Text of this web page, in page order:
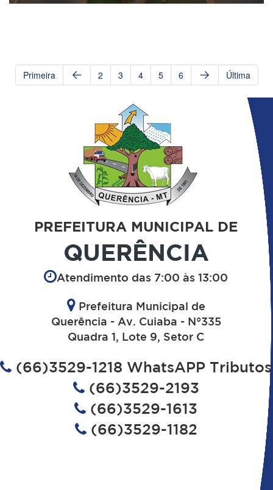
Primeira 2 3 4 5 6 Última
PREFEITURA MUNICIPAL DE
QUERÊNCIA
Atendimento das 7:00 às 13:00
Prefeitura Municipal de
Querência - Av. Cuiaba - N°335
Quadra 1, Lote 9, Setor C
(66)3529-1218 WhatsAPP Tributos
(66)3529-2193
(66)3529-1613
(66)3529-1182